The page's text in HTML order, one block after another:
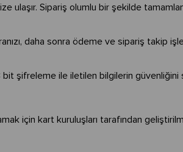
ulaşır. Sipariş olumlu bir şekilde
daha sonra ödeme ve sipariş takip
şifreleme ile iletilen bilgilerin güvenliğini
için kart kuruluşları tarafından